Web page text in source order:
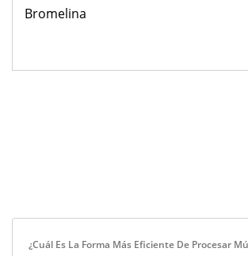
Bromelina
¿Cuál Es La Forma Más Eficiente De Procesar